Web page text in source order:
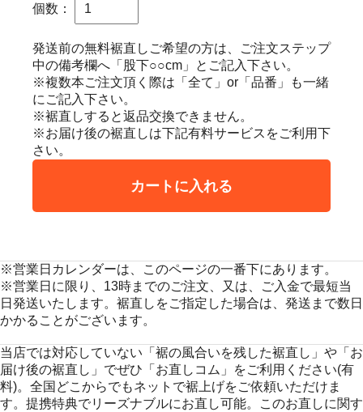
個数：
発送前の無料裾直しご希望の方は、ご注文ステップ
中の備考欄へ「股下○○cm」とご記入下さい。
※複数本ご注文頂く際は「全て」or「品番」も一緒
にご記入下さい。
※裾直しすると返品交換できません。
※お届け後の裾直しは下記有料サービスをご利用下
さい。
カートに入れる
※営業日カレンダーは、このページの一番下にあります。
※営業日に限り、13時までのご注文、又は、ご入金で最短当
日発送いたします。裾直しをご指定した場合は、発送まで数日
かかることがございます。
当店では対応していない「裾の風合いを残した裾直し」や「お
届け後の裾直し」でぜひ「お直しコム」をご利用ください(有
料)。全国どこからでもネットで裾上げをご依頼いただけま
す。提携特典でリーズナブルにお直し可能。このお直しに関す